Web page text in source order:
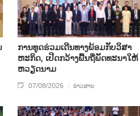
ການ​ທູດ​ຮ່ວມ​ເດີນ​ທາງ​ພ້ອມກັບ​ວິ​ສາ​
ຫະ​ກ​ິດ, ເປີດກວ້າງ​ພື້ນ​ຖີ່​ພັດ​ທະ​ນາ​ໃຫ້​
ຫວຽດ​ນາມ
07/08/2026 ຂ່າວສານ